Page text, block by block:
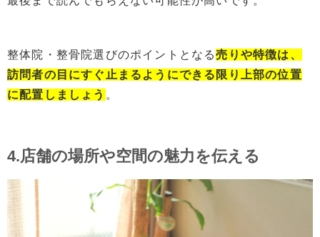
整体院・整骨院選びのポイントとなる売りや特徴は、
訪問者の目にすぐ止まるようにできる限り上部の位置
に配置しましょう 。
4.店舗の場所や空間の魅力を伝える